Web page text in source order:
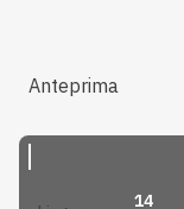
Anteprima
14